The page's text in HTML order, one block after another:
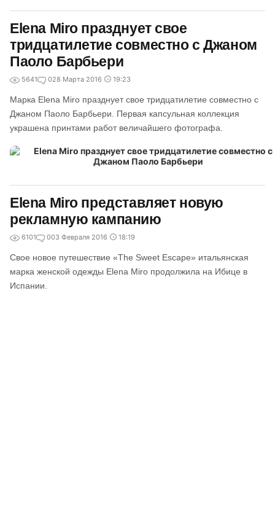
Elena Miro празднует свое
тридцатилетие совместно с Джаном
Паоло Барбьери
5641 028 Марта 2016 19:23
Марка Elena Miro празднует свое тридцатилетие совместно с
Джаном Паоло Барбьери. Первая капсульная коллекция
украшена принтами работ величайшего фотографа.
Elena Miro представляет новую
рекламную кампанию
6101 003 Февраля 2016 18:19
Свое новое путешествие «The Sweet Escape» итальянская
марка женской одежды Elena Miro продолжила на Ибице в
Испании.